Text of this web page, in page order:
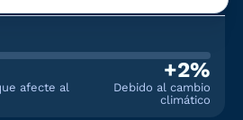
afecte al
+2%
Debido al cambio
climático